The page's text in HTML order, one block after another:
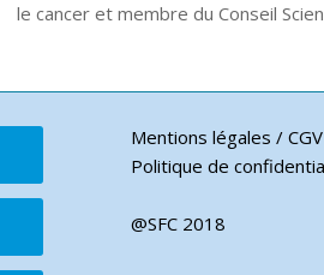
le cancer et membre du Conseil
Mentions légales / CGV
Politique de
@SFC 2018